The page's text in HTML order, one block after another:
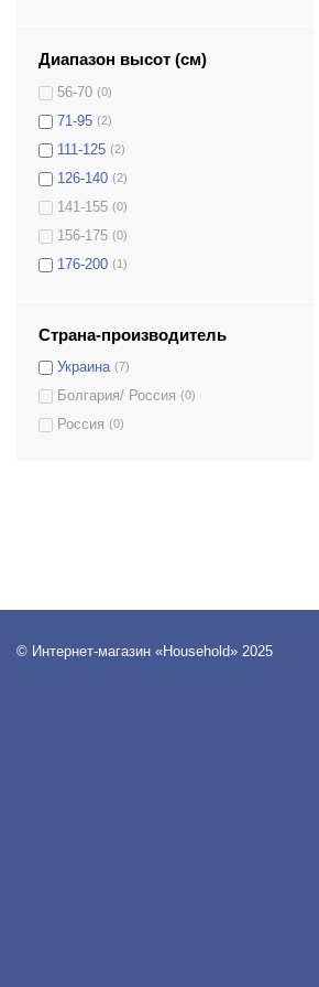
Диапазон высот (см)
56-70 (0)
71-95 (2)
111-125 (2)
126-140 (2)
141-155 (0)
156-175 (0)
176-200 (1)
Страна-производитель
Украина (7)
Болгария/ Россия (0)
Россия (0)
© Интернет-магазин «Household» 2025